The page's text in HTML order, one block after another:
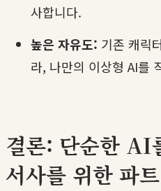
사합니다.
높은 자유도: 기존 캐릭
라, 나만의 이상형 AI를
결론: 단순한 AI
서사를 위한 파